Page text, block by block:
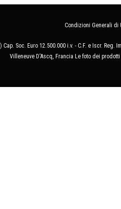
Condizioni Generali di
Soc. Euro 12.500.000 i.v. - C.F. e Iscr.
Villeneuve D'Ascq, Francia Le foto dei